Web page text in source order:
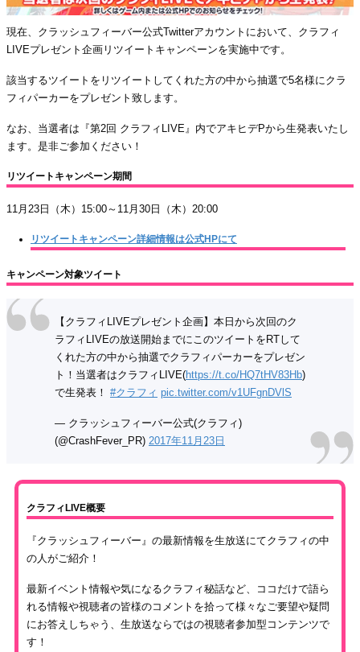
現在、クラッシュフィーバー公式Twitterアカウントにおいて、クラフィ
LIVEプレゼント企画リツイートキャンペーンを実施中です。
該当するツイートをリツイートしてくれた方の中から抽選で5名様にクラ
フィパーカーをプレゼント致します。
なお、当選者は『第2回 クラフィLIVE』内でアキヒデPから生発表いたし
ます。是非ご参加ください！
リツイートキャンペーン期間
11月23日（木）15:00～11月30日（木）20:00
リツイートキャンペーン詳細情報は公式HPにて
キャンペーン対象ツイート
【クラフィLIVEプレゼント企画】本日から次回のク
ラフィLIVEの放送開始までにこのツイートをRTして
くれた方の中から抽選でクラフィパーカーをプレゼン
ト！当選者はクラフィLIVE(https://t.co/HQ7tHV83Hb)
で生発表！ #クラフィ pic.twitter.com/v1UFgnDVlS
— クラッシュフィーバー公式(クラフィ)
(@CrashFever_PR) 2017年11月23日
クラフィLIVE概要
『クラッシュフィーバー』の最新情報を生放送にてクラフィの中
の人がご紹介！
最新イベント情報や気になるクラフィ秘話など、ココだけで語ら
れる情報や視聴者の皆様のコメントを拾って様々なご要望や疑問
にお答えしちゃう、生放送ならではの視聴者参加型コンテンツで
す！